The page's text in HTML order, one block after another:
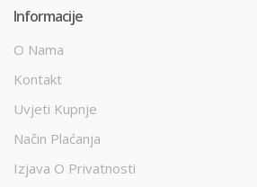
Informacije
O Nama
Kontakt
Uvjeti Kupnje
Način Plaćanja
Izjava O Privatnosti